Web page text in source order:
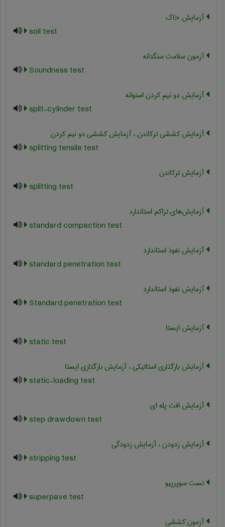
آزمایش خاک
soil test
آزمون سلامت سنگدانه
Soundness test
آزمایش دو نیم کردن استوانه
split-cylinder test
آزمایش کششی ترکاندن ، آزمایش کششی دو نیم کردن
splitting tensile test
آزمایش ترکاندن
splitting test
آزمایش‌های تراکم استاندارد
standard compaction test
آزمايش نفوذ استاندارد
standard penetration test
آزمایش نفوذ استاندارد
Standard penetration test
آزمایش ایستا
static test
آزمایش بارگذاری استاتیکی ، آزمایش بارگذاری ایستا
static-loading test
آزمایش افت پله ای
step drawdown test
آزمایش زدودن ، آزمایش زدودگی
stripping test
تست سوپرپیو
superpave test
آزمون کششی